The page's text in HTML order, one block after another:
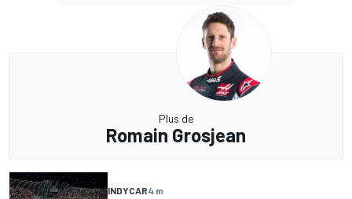
Plus de
Romain Grosjean
INDYCAR4 m